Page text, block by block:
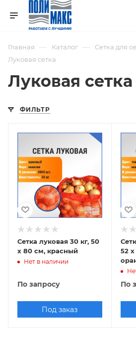
Главная — Каталог — Сетка для
Луковая сетка
Луковая сетка
ФИЛЬТР
Сетка луковая 30 кг, 50
х 80 см, красный
Нет в наличии
По запросу
Под заказ
52
По